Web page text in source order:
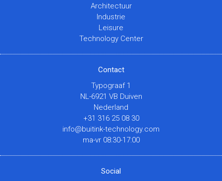
Architectuur
Industrie
Leisure
Technology Center
Contact
Typograaf 1
NL-6921 VB Duiven
Nederland
+31 316 25 08 30
info@buitink-technology.com
ma-vr 08:30-17:00
Social